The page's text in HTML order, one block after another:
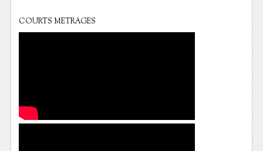
COURTS METRAGES